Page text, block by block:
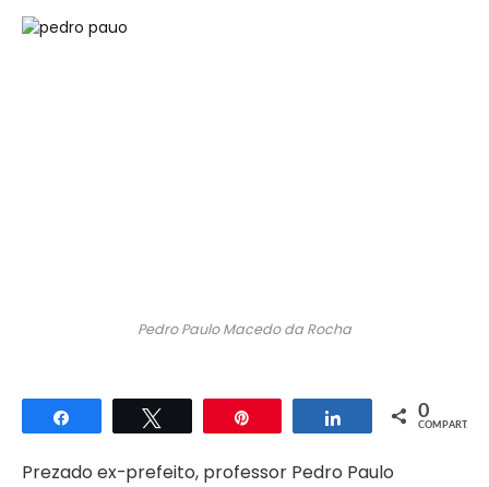
Pedro Paulo Macedo da Rocha
Compartilhar Compartilhar
0
COMPART.
Prezado ex-prefeito, professor Pedro Paulo